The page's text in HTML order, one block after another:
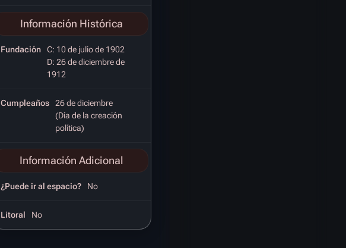
Información Histórica
Fundación
C: 10 de julio de 1902
D: 26 de diciembre de
1912
Cumpleaños
26 de diciembre
(Día de la creación
política)
Información Adicional
¿Puede ir al espacio? No
Litoral No